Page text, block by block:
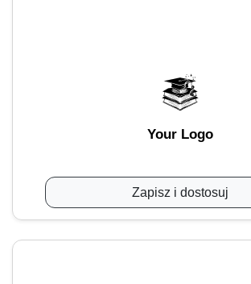
Your Logo
Zapisz i dostosuj